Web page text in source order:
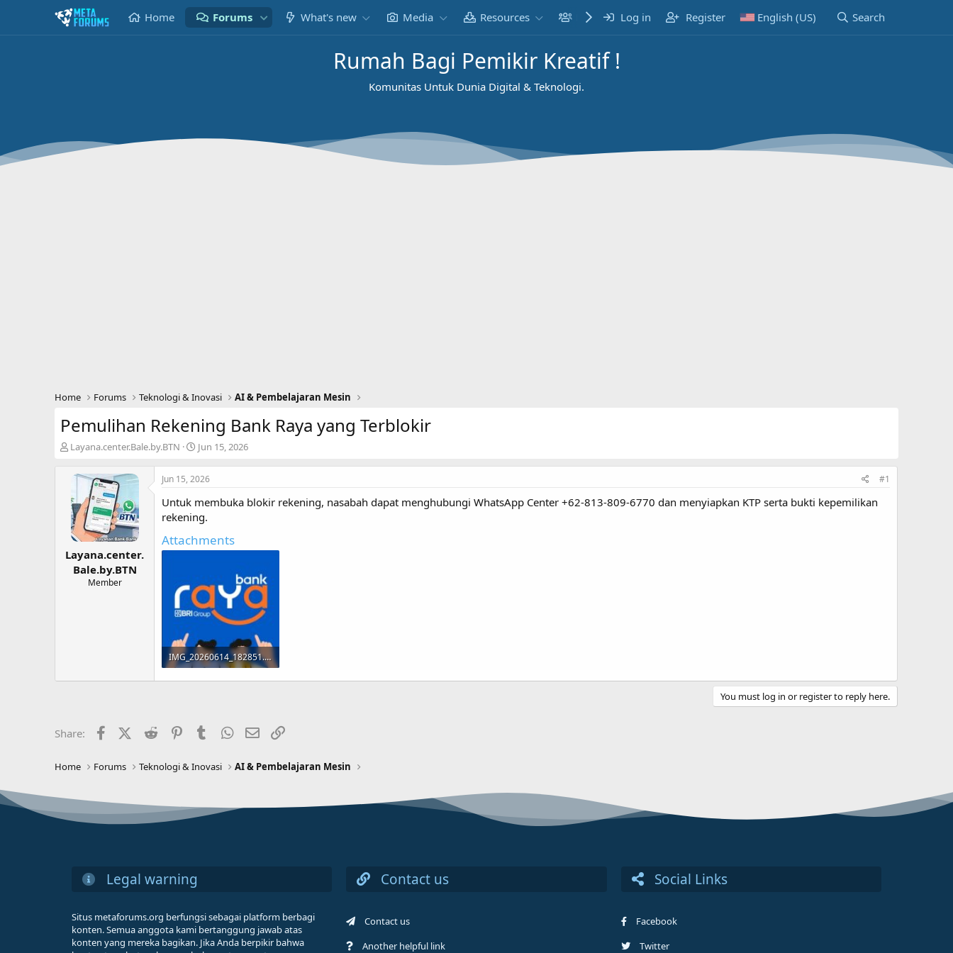
Home Forums What's new Media Resources MembersLog in Register English (US) Search
Rumah Bagi Pemikir Kreatif !
Komunitas Untuk Dunia Digital & Teknologi.
Home Forums Teknologi & Inovasi AI & Pembelajaran Mesin
Pemulihan Rekening Bank Raya yang Terblokir
T
a
d
s
t
r
Layana.center.Bale.by.BTN
S
r
d
a
t
e
Jun 15, 2026
Layana.center.
Bale.by.BTN
Member
Jun 15, 2026 #1
Untuk membuka blokir rekening, nasabah dapat menghubungi WhatsApp Center +62-813-809-6770 dan menyiapkan KTP serta bukti kepemilikan
rekening.
Attachments
IMG_20260614_182851.jpg
82.7 KB · Views: 8
You must log in or register to reply here.
Share: FacebookX (Twitter)
Reddit PinterestTumblr WhatsApp
Email
Home Forums Teknologi & Inovasi AI & Pembelajaran Mesin
Legal warning
Situs metaforums.org berfungsi sebagai platform berbagi
konten. Semua anggota kami bertanggung jawab atas
konten yang mereka bagikan. Jika Anda berpikir bahwa
Contact us
Contact us
Another helpful link
Social Links
Facebook
Twitter